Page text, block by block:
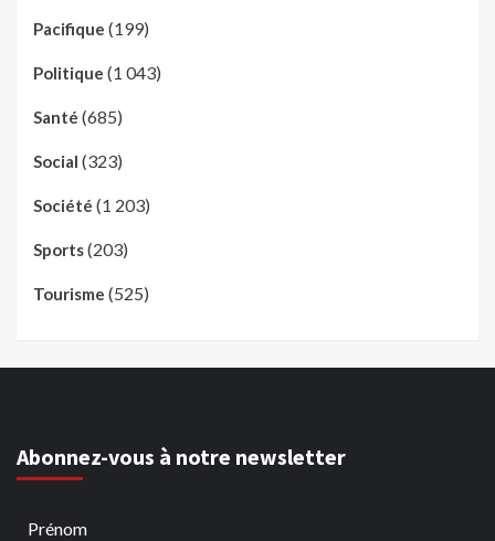
Pacifique (199)
Politique (1 043)
Santé (685)
Social (323)
Société (1 203)
Sports(203)
Tourisme (525)
Abonnez-vous à notre newsletter
Prénom